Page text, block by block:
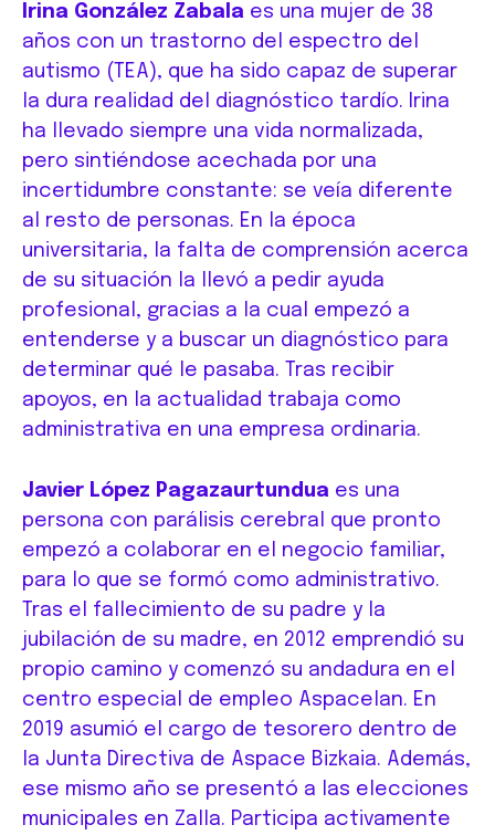
Irina González Zabala es una mujer de 38
años con un trastorno del espectro del
autismo (TEA), que ha sido capaz de superar
la dura realidad del diagnóstico tardío. Irina
ha llevado siempre una vida normalizada,
pero sintiéndose acechada por una
incertidumbre constante: se veía diferente
al resto de personas. En la época
universitaria, la falta de comprensión acerca
de su situación la llevó a pedir ayuda
profesional, gracias a la cual empezó a
entenderse y a buscar un diagnóstico para
determinar qué le pasaba. Tras recibir
apoyos, en la actualidad trabaja como
administrativa en una empresa ordinaria.
Javier López Pagazaurtundua es una
persona con parálisis cerebral que pronto
empezó a colaborar en el negocio familiar,
para lo que se formó como administrativo.
Tras el fallecimiento de su padre y la
jubilación de su madre, en 2012 emprendió su
propio camino y comenzó su andadura en el
centro especial de empleo Aspacelan. En
2019 asumió el cargo de tesorero dentro de
la Junta Directiva de Aspace Bizkaia. Además,
ese mismo año se presentó a las elecciones
municipales en Zalla. Participa activamente